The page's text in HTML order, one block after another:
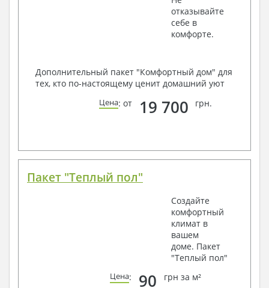
отказывайте
себе в
комфорте.
Дополнительный пакет "Комфортный дом" для
тех, кто по-настоящему ценит домашний уют
Цена: от 19 700 грн.
Пакет "Теплый пол"
Создайте
комфортный
климат в
вашем
доме. Пакет
"Теплый пол"
Цена: 90 грн за м²